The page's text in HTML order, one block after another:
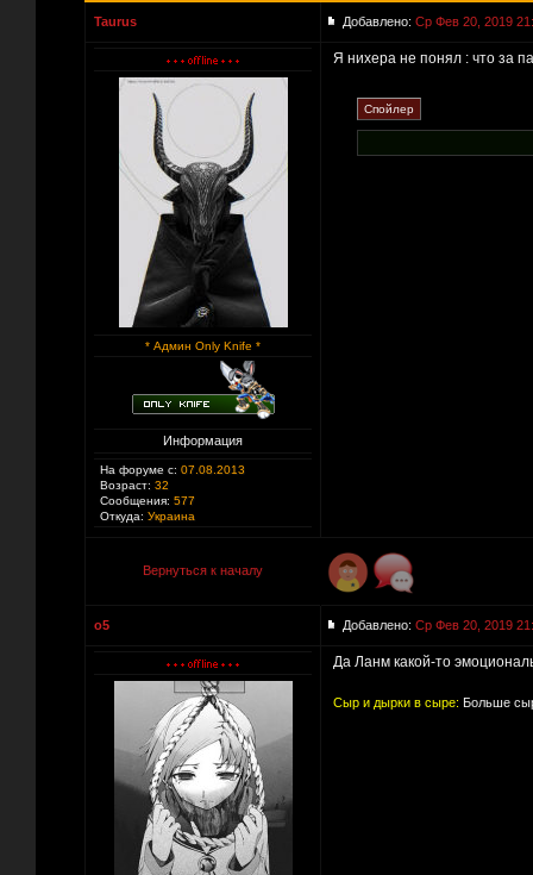
Taurus Добавлено: Ср Фев 20, 2019
* Админ Only Knife *
Информация
На форуме с: 07.08.2013
Возраст: 32
Сообщения: 577
Откуда: Украина
Я нихера не понял : что за
Вернуться к началу
o5 Добавлено: Ср Фев 20, 2019
Да Ланм какой-то
Сыр и дырки в сыре: Больше